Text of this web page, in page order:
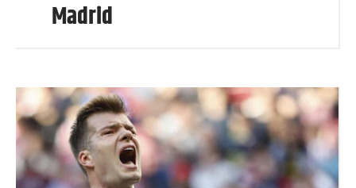
Madrid